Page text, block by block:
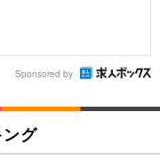
Sponsored by
ング